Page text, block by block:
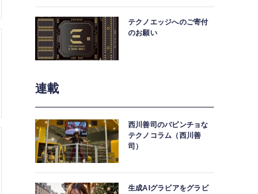
テクノエッジへのご寄付
のお願い
連載
西川善司のバビンチョな
テクノコラム（西川善
司）
生成AIグラビアをグラビ